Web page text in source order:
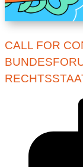
CALL FOR